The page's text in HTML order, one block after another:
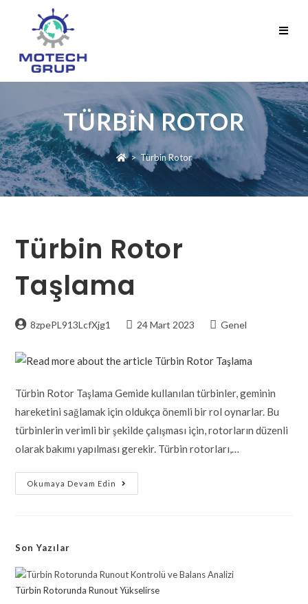
TÜRBIN ROTOR
> Türbin Rotor
Türbin Rotor
Taşlama
8zpePL913LcfXjg1 24 Mart 2023 Genel
Türbin Rotor Taşlama Gemide kullanılan türbinler, geminin
hareketini sağlamak için oldukça önemli bir rol oynarlar. Bu
türbinlerin verimli bir şekilde çalışması için, rotorların düzenli
olarak bakımı yapılması gerekir. Türbin rotorları,…
Okumaya Devam Edin
Son Yazılar
Türbin Rotorunda Runout Yükselirse